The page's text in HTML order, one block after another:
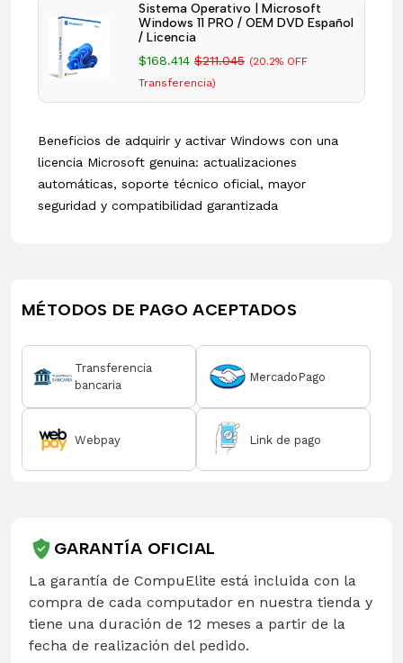
Sistema Operativo | Microsoft
Windows 11 PRO / OEM DVD Español
/ Licencia
$168.414 $211.045 (20.2% OFF
Transferencia)
Beneficios de adquirir y activar Windows con una
licencia Microsoft genuina: actualizaciones
automáticas, soporte técnico oficial, mayor
seguridad y compatibilidad garantizada
MÉTODOS DE PAGO ACEPTADOS
Transferencia
bancaria
MercadoPago
Webpay Link de pago
GARANTÍA OFICIAL
La garantía de CompuElite está incluida con la
compra de cada computador en nuestra tienda y
tiene una duración de 12 meses a partir de la
fecha de realización del pedido.